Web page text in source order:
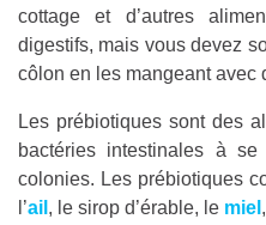
cottage et d’autres
digestifs, mais vous devez
côlon en les mangeant avec
Les prébiotiques sont des
bactéries intestinales à
colonies. Les prébiotiques
l’ail , le sirop d’érable, le miel